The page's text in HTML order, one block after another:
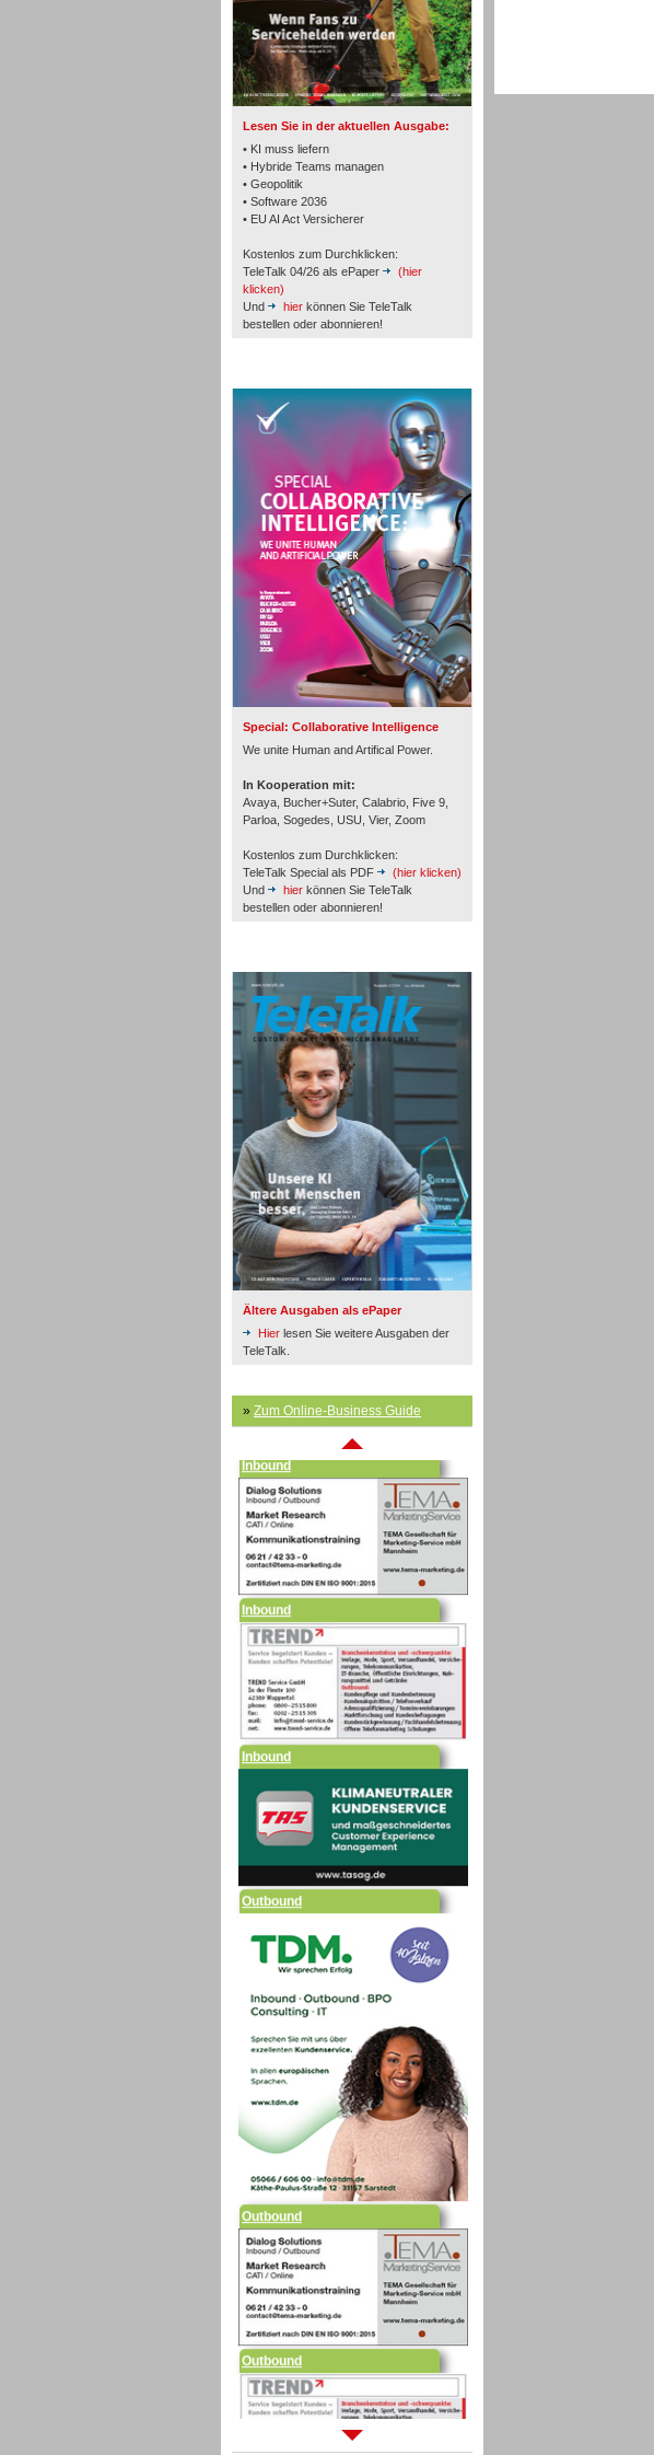
Lesen Sie in der aktuellen Ausgabe:
• KI muss liefern
• Hybride Teams managen
• Geopolitik
• Software 2036
• EU AI Act Versicherer
Kostenlos zum Durchklicken:
TeleTalk 04/26 als ePaper
(hier
klicken)
Und
hier können Sie TeleTalk
bestellen oder abonnieren!
Special: Collaborative Intelligence
We unite Human and Artifical Power.
In Kooperation mit:
Avaya, Bucher+Suter, Calabrio, Five 9,
Parloa, Sogedes, USU, Vier, Zoom
Kostenlos zum Durchklicken:
TeleTalk Special als PDF
(hier klicken)
Und
hier können Sie TeleTalk
bestellen oder abonnieren!
Ältere Ausgaben als ePaper
Hier lesen Sie weitere Ausgaben der
TeleTalk.
» Zum Online-Business Guide
TK- und ACD-Systeme
Workforce-Management
Personal
Inbound
Inbound
Inbound
Inbound
Inbound
Outbound